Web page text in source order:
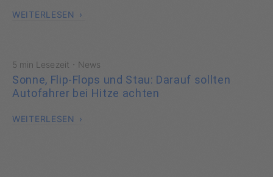
WEITERLESEN
5 min Lesezeit · News
Sonne, Flip-Flops und Stau: Darauf sollten
Autofahrer bei Hitze achten
WEITERLESEN